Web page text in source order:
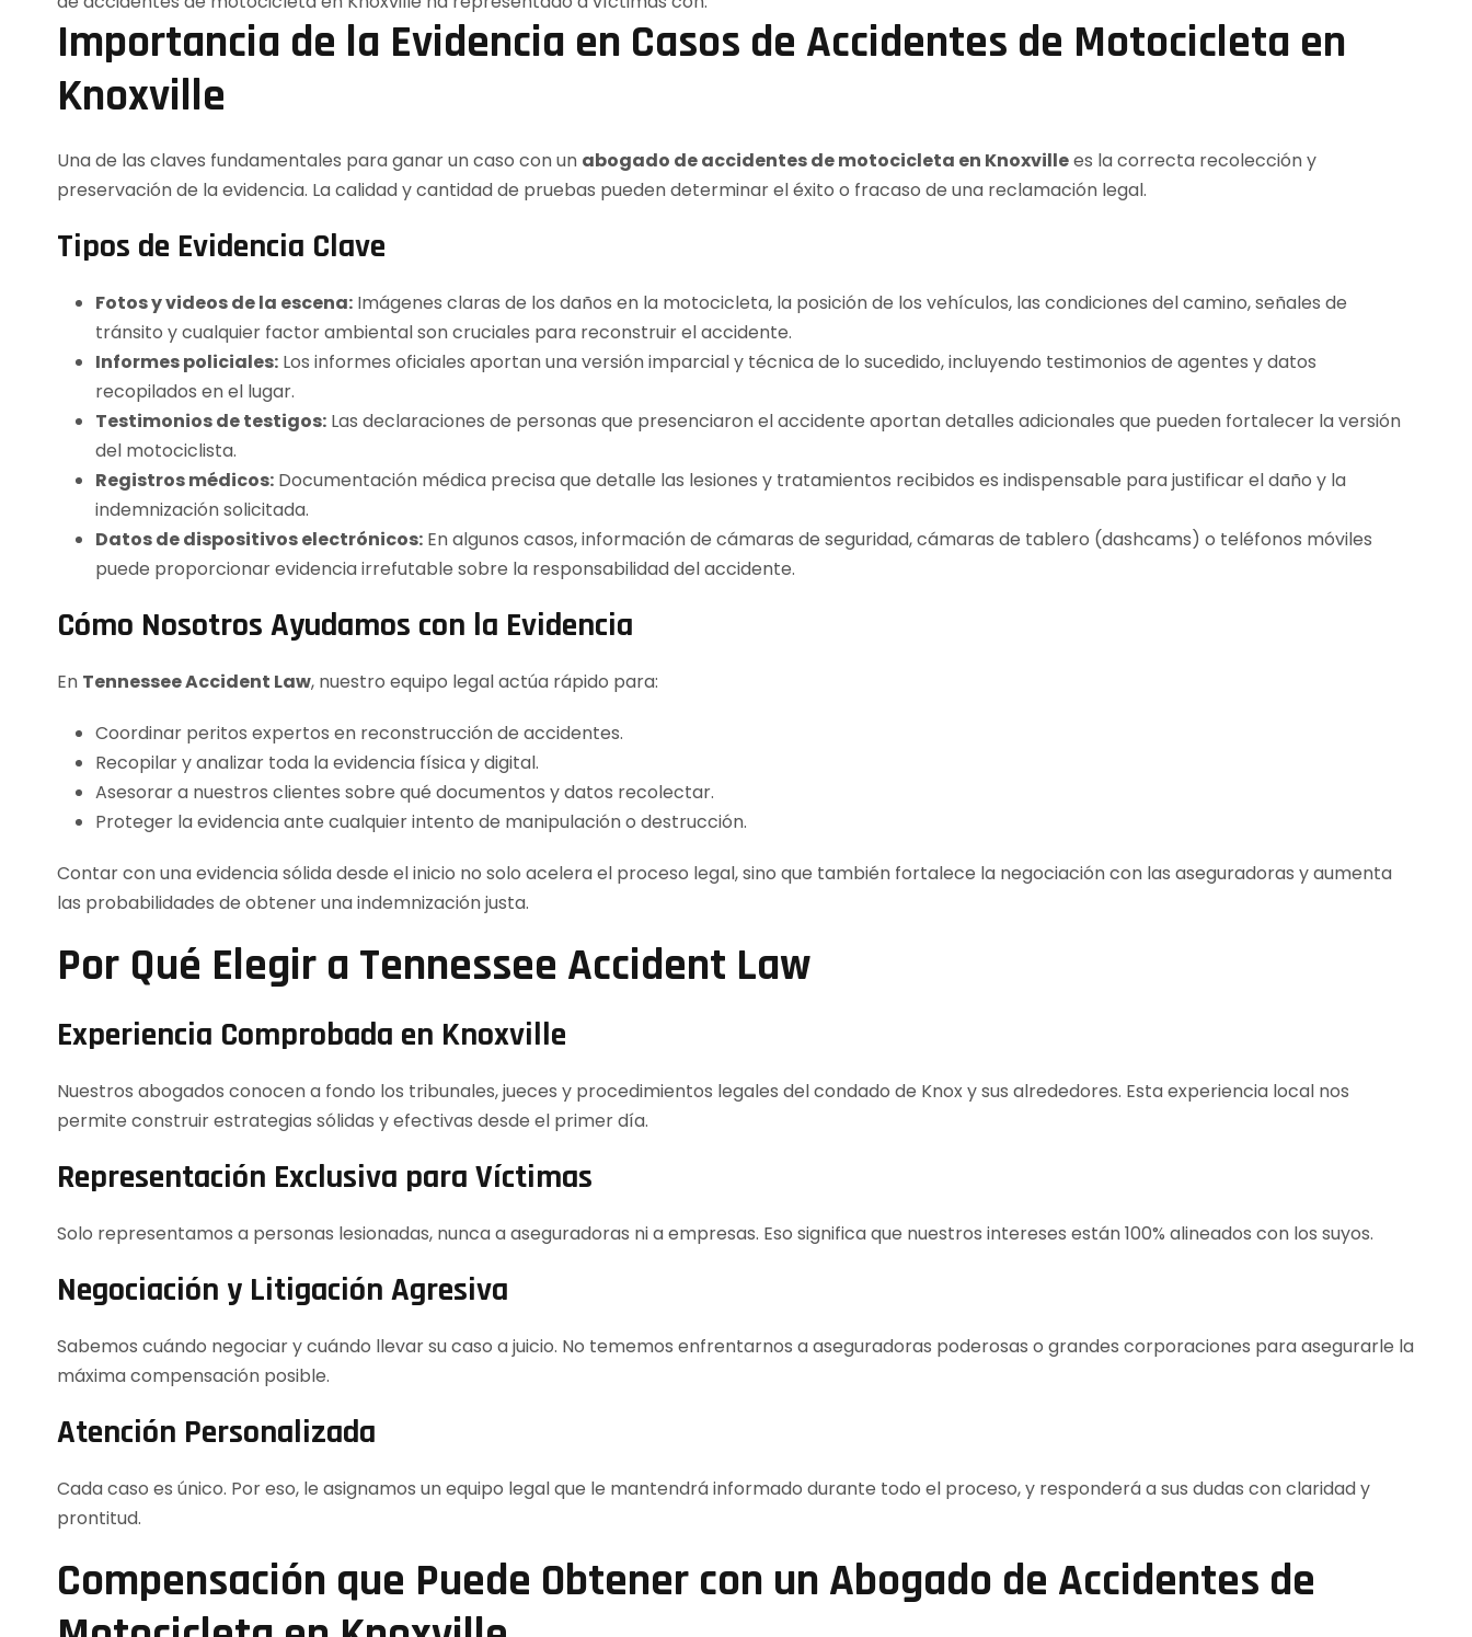
Importancia de la Evidencia en Casos de Accidentes de Motocicleta en
Knoxville
Una de las claves fundamentales para ganar un caso con un abogado de accidentes de motocicleta en Knoxvillees la correcta recolección y
preservación de la evidencia. La calidad y cantidad de pruebas pueden determinar el éxito o fracaso de una reclamación legal.
Tipos de Evidencia Clave
Fotos y videos de la escena: Imágenes claras de los daños en la motocicleta, la posición de los vehículos, las condiciones del camino, señales de
tránsito y cualquier factor ambiental son cruciales para reconstruir el accidente.
Informes policiales: Los informes oficiales aportan una versión imparcial y técnica de lo sucedido, incluyendo testimonios de agentes y datos
recopilados en el lugar.
Testimonios de testigos: Las declaraciones de personas que presenciaron el accidente aportan detalles adicionales que pueden fortalecer la versión
del motociclista.
Registros médicos: Documentación médica precisa que detalle las lesiones y tratamientos recibidos es indispensable para justificar el daño y la
indemnización solicitada.
Datos de dispositivos electrónicos: En algunos casos, información de cámaras de seguridad, cámaras de tablero (dashcams) o teléfonos móviles
puede proporcionar evidencia irrefutable sobre la responsabilidad del accidente.
Cómo Nosotros Ayudamos con la Evidencia
En Tennessee Accident Law, nuestro equipo legal actúa rápido para:
Coordinar peritos expertos en reconstrucción de accidentes.
Recopilar y analizar toda la evidencia física y digital.
Asesorar a nuestros clientes sobre qué documentos y datos recolectar.
Proteger la evidencia ante cualquier intento de manipulación o destrucción.
Contar con una evidencia sólida desde el inicio no solo acelera el proceso legal, sino que también fortalece la negociación con las aseguradoras y aumenta
las probabilidades de obtener una indemnización justa.
Por Qué Elegir a Tennessee Accident Law
Experiencia Comprobada en Knoxville
Nuestros abogados conocen a fondo los tribunales, jueces y procedimientos legales del condado de Knox y sus alrededores. Esta experiencia local nos
permite construir estrategias sólidas y efectivas desde el primer día.
Representación Exclusiva para Víctimas
Solo representamos a personas lesionadas, nunca a aseguradoras ni a empresas. Eso significa que nuestros intereses están 100% alineados con los suyos.
Negociación y Litigación Agresiva
Sabemos cuándo negociar y cuándo llevar su caso a juicio. No tememos enfrentarnos a aseguradoras poderosas o grandes corporaciones para asegurarle la
máxima compensación posible.
Atención Personalizada
Cada caso es único. Por eso, le asignamos un equipo legal que le mantendrá informado durante todo el proceso, y responderá a sus dudas con claridad y
prontitud.
Compensación que Puede Obtener con un Abogado de Accidentes de